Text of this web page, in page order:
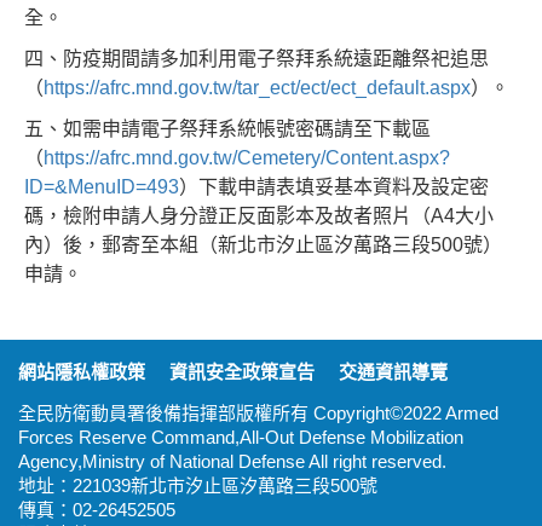
全。
四、防疫期間請多加利用電子祭拜系統遠距離祭祀追思
（https://afrc.mnd.gov.tw/tar_ect/ect/ect_default.aspx）。
五、如需申請電子祭拜系統帳號密碼請至下載區
（https://afrc.mnd.gov.tw/Cemetery/Content.aspx?
ID=&MenuID=493）下載申請表填妥基本資料及設定密
碼，檢附申請人身分證正反面影本及故者照片（A4大小
內）後，郵寄至本組（新北市汐止區汐萬路三段500號）
申請。
網站隱私權政策
資訊安全政策宣告
交通資訊導覽
全民防衛動員署後備指揮部版權所有 Copyright©2022 Armed
Forces Reserve Command,All-Out Defense Mobilization
Agency,Ministry of National Defense All right reserved.
地址：221039新北市汐止區汐萬路三段500號
傳真：02-26452505